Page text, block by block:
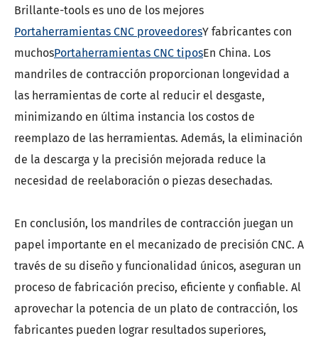
Brillante-tools es uno de los mejores
Portaherramientas CNC proveedoresY fabricantes con
muchosPortaherramientas CNC tiposEn China. Los
mandriles de contracción proporcionan longevidad a
las herramientas de corte al reducir el desgaste,
minimizando en última instancia los costos de
reemplazo de las herramientas. Además, la eliminación
de la descarga y la precisión mejorada reduce la
necesidad de reelaboración o piezas desechadas.
En conclusión, los mandriles de contracción juegan un
papel importante en el mecanizado de precisión CNC. A
través de su diseño y funcionalidad únicos, aseguran un
proceso de fabricación preciso, eficiente y confiable. Al
aprovechar la potencia de un plato de contracción, los
fabricantes pueden lograr resultados superiores,